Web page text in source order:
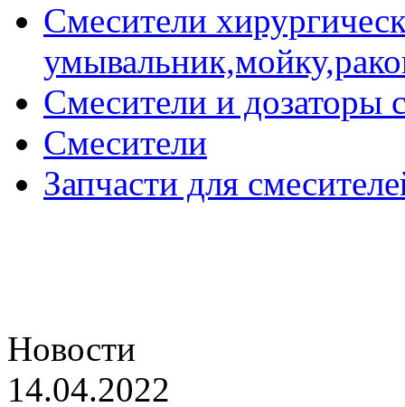
Смесители
Смесители и дозаторы
Смесители
Запчасти для
Новости
14.04.2022